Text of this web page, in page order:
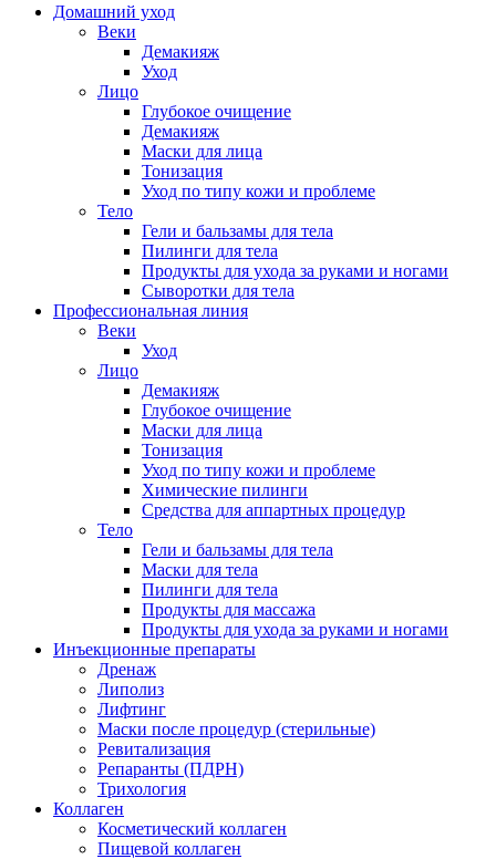
Домашний уход
Веки
Демакияж
Уход
Лицо
Глубокое очищение
Демакияж
Маски для лица
Тонизация
Уход по типу кожи и проблеме
Тело
Гели и бальзамы для тела
Пилинги для тела
Продукты для ухода за руками и ногами
Сыворотки для тела
Профессиональная линия
Веки
Уход
Лицо
Демакияж
Глубокое очищение
Маски для лица
Тонизация
Уход по типу кожи и проблеме
Химические пилинги
Средства для аппартных процедур
Тело
Гели и бальзамы для тела
Маски для тела
Пилинги для тела
Продукты для массажа
Продукты для ухода за руками и ногами
Инъекционные препараты
Дренаж
Липолиз
Лифтинг
Маски после процедур (стерильные)
Ревитализация
Репаранты (ПДРН)
Трихология
Коллаген
Косметический коллаген
Пищевой коллаген